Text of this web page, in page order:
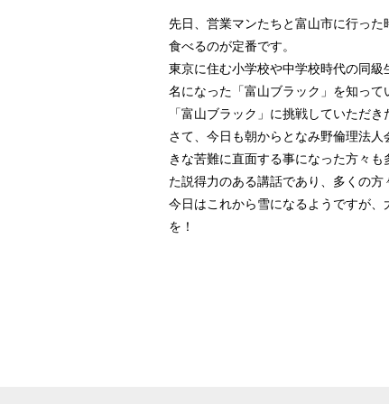
先日、営業マンたちと富山市に行っ
食べるのが定番です。
東京に住む小学校や中学校時代の同
名になった「富山ブラック」を知っ
「富山ブラック」に挑戦していただき
さて、今日も朝からとなみ野倫理法
きな苦難に直面する事になった方々
た説得力のある講話であり、多くの
今日はこれから雪になるようですが
を！